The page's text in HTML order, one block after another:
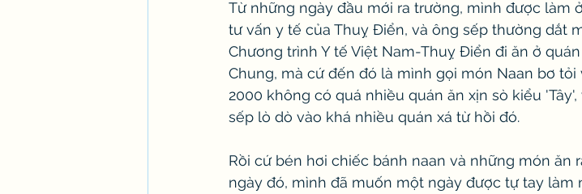
Từ những ngày đầu mới ra trường, mình được làm
tư vấn y tế của Thuỵ Điển, và ông sếp thường dắt
Chương trình Y tế Việt Nam-Thuỵ Điển đi ăn ở
Chung, mà cứ đến đó là mình gọi món Naan bơ tỏi
2000 không có quá nhiều quán ăn xịn sò kiểu
sếp lò dò vào khá nhiều quán xá từ hồi đó.
Rồi cứ bén hơi chiếc bánh naan và những món ăn
ngày đó, mình đã muốn một ngày được tự tay làm